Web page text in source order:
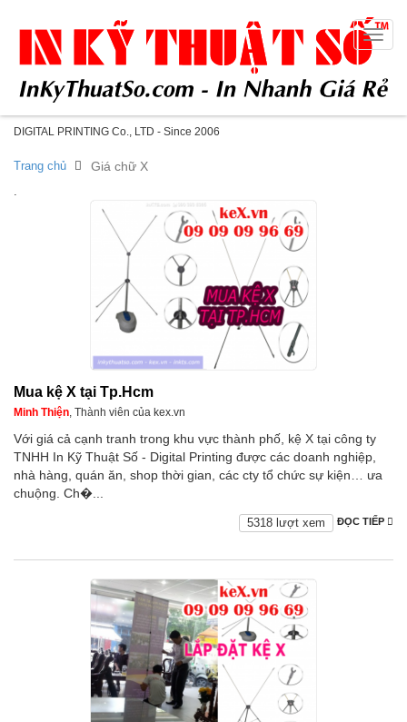
DIGITAL PRINTING Co., LTD - Since 2006
Toggle
Trang chủ Giá chữ X
.
Mua kệ X tại Tp.Hcm
Minh Thiện, Thành viên của kex.vn
Với giá cả cạnh tranh trong khu vực thành phố, kệ X tại công ty
TNHH In Kỹ Thuật Số - Digital Printing được các doanh nghiệp,
nhà hàng, quán ăn, shop thời gian, các cty tổ chức sự kiện… ưa
chuộng. Ch�...
ĐỌC TIẾP
5318 lượt xem